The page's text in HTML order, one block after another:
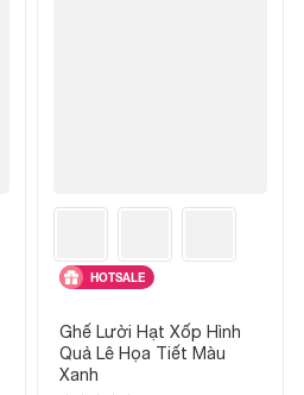
HOTSALE
Ghế Lười Hạt Xốp Hình
Quả Lê Họa Tiết Màu
Xanh